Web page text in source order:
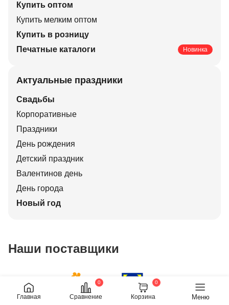
Главная Сравнение
0
Корзина
0
Меню
Купить оптом
Купить мелким оптом
Купить в розницу
Печатные каталоги
Новинка
Актуальные праздники
Свадьбы
Корпоративные
Праздники
День рождения
Детский праздник
Валентинов день
День города
Новый год
Наши поставщики